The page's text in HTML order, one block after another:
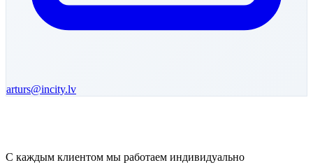
arturs@incity.lv
С каждым клиентом мы работаем индивидуально